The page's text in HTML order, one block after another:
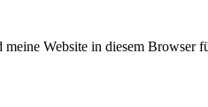
Website in diesem Browser